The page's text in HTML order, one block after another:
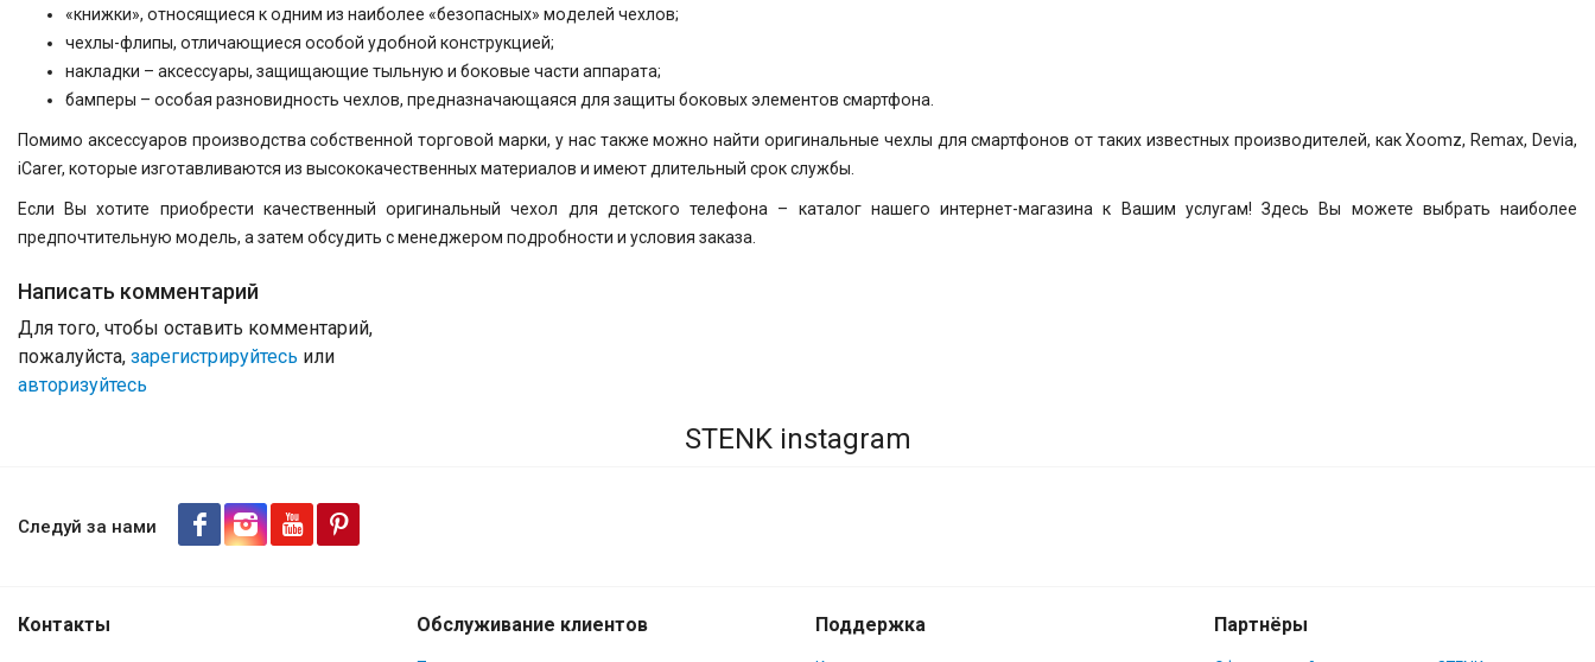
«книжки», относящиеся к одним из наиболее «безопасных» моделей чехлов;
чехлы-флипы, отличающиеся особой удобной конструкцией;
накладки – аксессуары, защищающие тыльную и боковые части аппарата;
бамперы – особая разновидность чехлов, предназначающаяся для защиты боковых элементов смартфона.
Помимо аксессуаров производства собственной торговой марки, у нас также можно найти оригинальные чехлы для смартфонов от таких известных производителей, как Xoomz, Remax, Devia,
iCarer, которые изготавливаются из высококачественных материалов и имеют длительный срок службы.
Если Вы хотите приобрести качественный оригинальный чехол для детского телефона – каталог нашего интернет-магазина к Вашим услугам! Здесь Вы можете выбрать наиболее
предпочтительную модель, а затем обсудить с менеджером подробности и условия заказа.
Написать комментарий
Для того, чтобы оставить комментарий,
пожалуйста, зарегистрируйтесь или
авторизуйтесь
STENK instagram
Следуй за нами
Контакты Обслуживание клиентов Поддержка Партнёры